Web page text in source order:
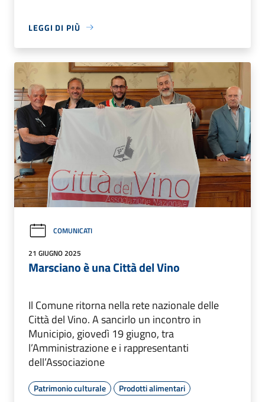
LEGGI DI PIÙ
COMUNICATI
21 GIUGNO 2025
Marsciano è una Città del Vino
Il Comune ritorna nella rete nazionale delle
Città del Vino. A sancirlo un incontro in
Municipio, giovedì 19 giugno, tra
l’Amministrazione e i rappresentanti
dell’Associazione
Patrimonio culturale
Prodotti alimentari